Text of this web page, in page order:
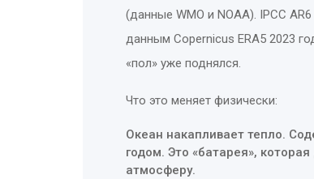
(данные WMO и NOAA). IPCC
данным Copernicus ERA5 2023
«пол» уже поднялся.
Что это меняет физически:
Океан накапливает тепло.
годом. Это «батарея»,
атмосферу.